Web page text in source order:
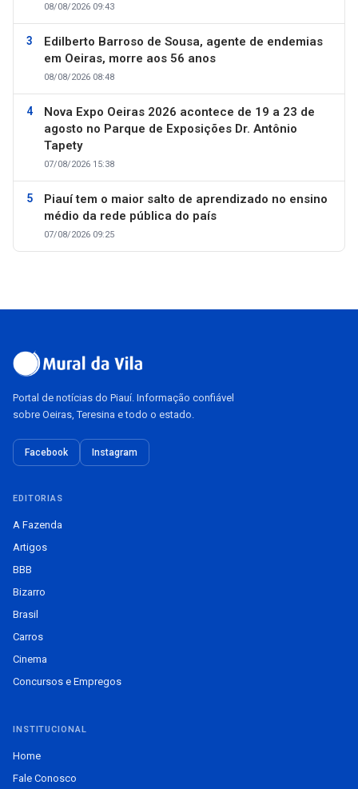
08/08/2026 09:43
Edilberto Barroso de Sousa, agente de endemias
em Oeiras, morre aos 56 anos
08/08/2026 08:48
Nova Expo Oeiras 2026 acontece de 19 a 23 de
agosto no Parque de Exposições Dr. Antônio
Tapety
07/08/2026 15:38
Piauí tem o maior salto de aprendizado no ensino
médio da rede pública do país
07/08/2026 09:25
Portal de notícias do Piauí. Informação confiável
sobre Oeiras, Teresina e todo o estado.
Facebook Instagram
EDITORIAS
A Fazenda
Artigos
BBB
Bizarro
Brasil
Carros
Cinema
Concursos e Empregos
INSTITUCIONAL
Home
Fale Conosco